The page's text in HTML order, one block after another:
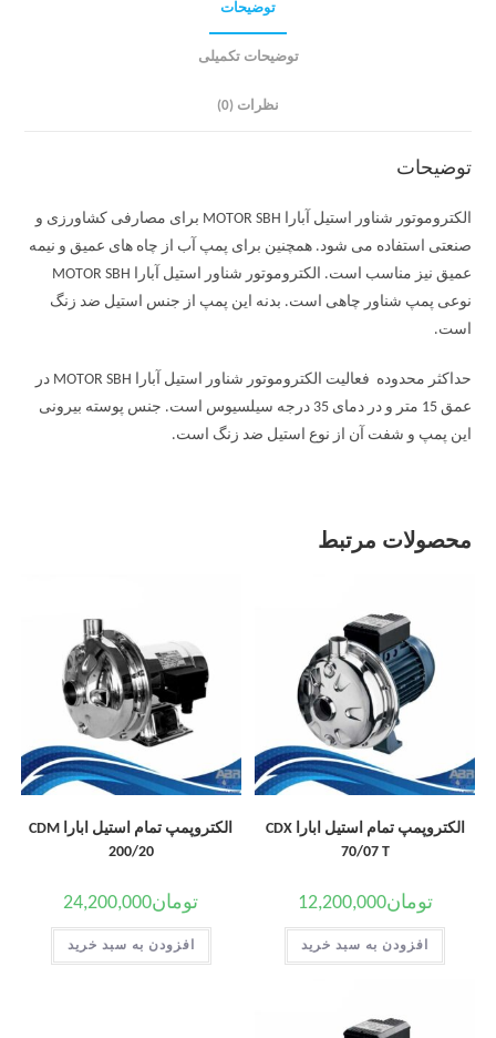
توضیحات
توضیحات تکمیلی
نظرات (0)
توضیحات
الکتروموتور شناور استیل آبارا MOTOR SBH برای مصارفی کشاورزی و
صنعتی استفاده می شود. همچنین برای پمپ آب از چاه های عمیق و نیمه
عمیق نیز مناسب است. الکتروموتور شناور استیل آبارا MOTOR SBH
نوعی پمپ شناور چاهی است. بدنه این پمپ از جنس استیل ضد زنگ
است.
حداکثر محدوده فعالیت الکتروموتور شناور استیل آبارا MOTOR SBH در
عمق 15 متر و در دمای 35 درجه سیلسیوس است. جنس پوسته بیرونی
این پمپ و شفت آن از نوع استیل ضد زنگ است.
محصولات مرتبط
الکتروپمپ تمام استیل ابارا CDX
70/07 T
تومان12,200,000
افزودن به سبد خرید
الکتروپمپ تمام استیل ابارا CDM
200/20
تومان24,200,000
افزودن به سبد خرید